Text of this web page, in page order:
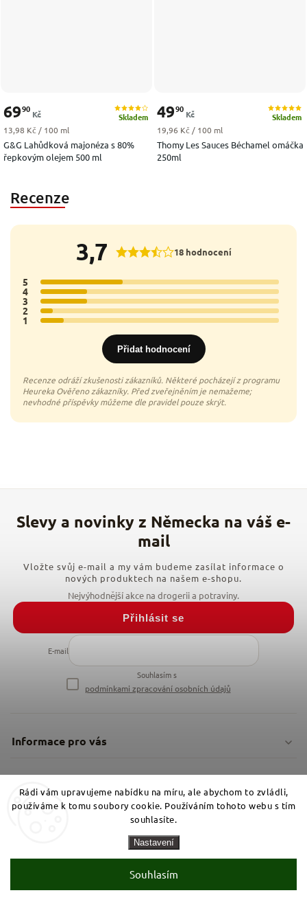
Rádi vám upravujeme nabídku na míru, ale abychom to zvládli,
používáme k tomu soubory cookie. Používáním tohoto webu s tím
souhlasíte.
Nastavení
Souhlasím
G&G Lahůdková majonéza s 80%
řepkovým olejem 500 ml
Skladem
6990
Kč
Měrná cena:
13,98 Kč / 100 ml
Thomy Les Sauces Béchamel omáčka
250ml
Skladem
4990
Kč
Měrná cena:
19,96 Kč / 100 ml
Recenze
3,7 18 hodnocení
5 7x
4 4x
3 4x
2 1x
1 2x
Přidat hodnocení
Informace pro vás
Doprava & platby
Obchodní podmínky
Vložte svůj e-mail a my vám budeme zasílat informace o
nových produktech na našem e-shopu.
E-mail
Souhlasím s
podmínkami zpracování osobních údajů
Přihlásit se
O firmě